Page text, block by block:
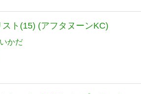
スト(15) (アフタヌーンKC)
かだ